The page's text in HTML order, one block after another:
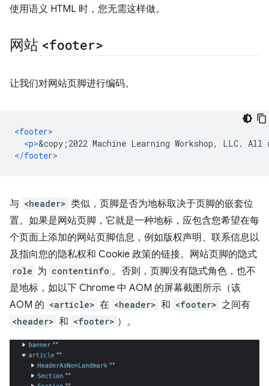
使用语义 HTML 时，您无需这样做。
网站 <footer>
让我们对网站页脚进行编码。
<footer>
<p>&copy;2022 Machine Learning Workshop, LLC.
</footer>
与 <header> 类似，页脚是否为地标取决于页脚的嵌套位
置。如果是网站页脚，它就是一种地标，应包含您希望在每
个页面上添加的网站页脚信息，例如版权声明、联系信息以
及指向您的隐私权和 Cookie 政策的链接。网站页脚的隐式
role 为 contentinfo 。否则，页脚没有隐式角色，也不
是地标，如以下 Chrome 中 AOM 的屏幕截图所示（该
AOM 的 <article> 在 <header> 和 <footer> 之间有
<header> 和 <footer> ）。